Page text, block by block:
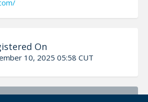
On
10, 2025 05:58 CUT